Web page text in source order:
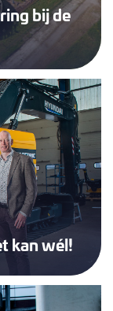
bij de
kan wél!